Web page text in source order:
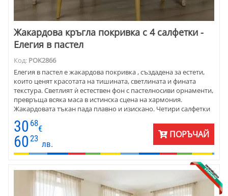
Жакардова кръгла покривка с 4 салфетки -
Елегия в пастел
Код: POK2866
Елегия в пастел е жакардова покривка , създадена за естети,
които ценят красотата на тишината, светлината и фината
текстура. Светлият ѝ естествен фон с пастелносиви орнаменти,
превръща всяка маса в истинска сцена на хармония.
Жакардовата тъкан пада плавно и изискано. Четири салфетки
подходяща както за ежедневие, така и за специални моменти -
от утринно кафе през уикенда до вечеря на свещи. „Елегия в
пастел“ е покана за спокойствие и елегантност.
30 68
€
6023
лв.
ПОРЪЧАЙ